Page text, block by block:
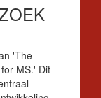
'The
MS.' Dit